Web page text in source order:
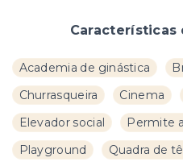
Características
Academia de ginástica
Churrasqueira
Cinema
Elevador social
Permite
Playground
Quadra de